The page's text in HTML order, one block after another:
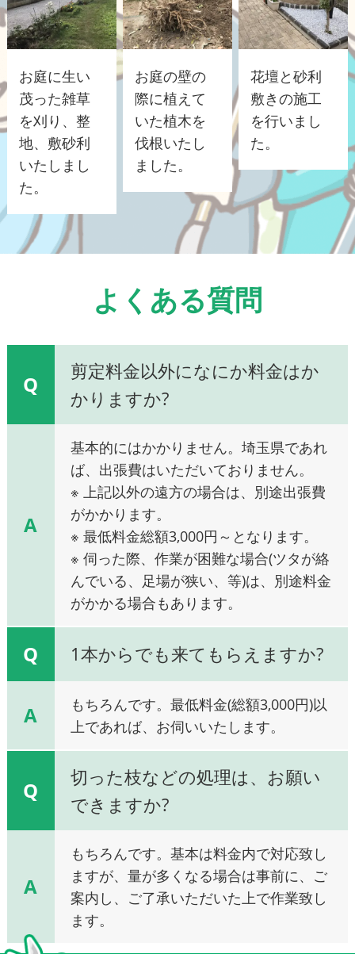
お庭に生い
茂った雑草
を刈り、整
地、敷砂利
いたしまし
た。
お庭の壁の
際に植えて
いた植木を
伐根いたし
ました。
花壇と砂利
敷きの施工
を行いまし
た。
よくある質問
Q
剪定料金以外になにか料金はか
かりますか?
A
基本的にはかかりません。埼玉県であれ
ば、出張費はいただいておりません。
※ 上記以外の遠方の場合は、別途出張費
がかかります。
※ 最低料金総額3,000円～となります。
※ 伺った際、作業が困難な場合(ツタが絡
んでいる、足場が狭い、等)は、別途料金
がかかる場合もあります。
Q 1本からでも来てもらえますか?
A
もちろんです。最低料金(総額3,000円)以
上であれば、お伺いいたします。
Q
切った枝などの処理は、お願い
できますか?
A
もちろんです。基本は料金内で対応致し
ますが、量が多くなる場合は事前に、ご
案内し、ご了承いただいた上で作業致し
ます。